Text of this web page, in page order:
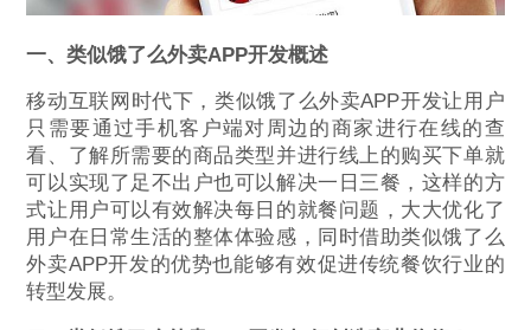
一、类似饿了么外卖APP开发概述
移动互联网时代下，类似饿了么外卖APP开发让用户
只需要通过手机客户端对周边的商家进行在线的查
看、了解所需要的商品类型并进行线上的购买下单就
可以实现了足不出户也可以解决一日三餐，这样的方
式让用户可以有效解决每日的就餐问题，大大优化了
用户在日常生活的整体体验感，同时借助类似饿了么
外卖APP开发的优势也能够有效促进传统餐饮行业的
转型发展。